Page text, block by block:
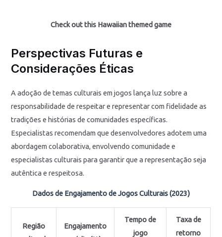
Check out this Hawaiian themed game
Perspectivas Futuras e
Considerações Éticas
A adoção de temas culturais em jogos lança luz sobre a
responsabilidade de respeitar e representar com fidelidade as
tradições e histórias de comunidades específicas.
Especialistas recomendam que desenvolvedores adotem uma
abordagem colaborativa, envolvendo comunidade e
especialistas culturais para garantir que a representação seja
autêntica e respeitosa.
Dados de Engajamento de Jogos Culturais (2023)
Região
Engajamento
Tempo de
jogo
Taxa de
retorno